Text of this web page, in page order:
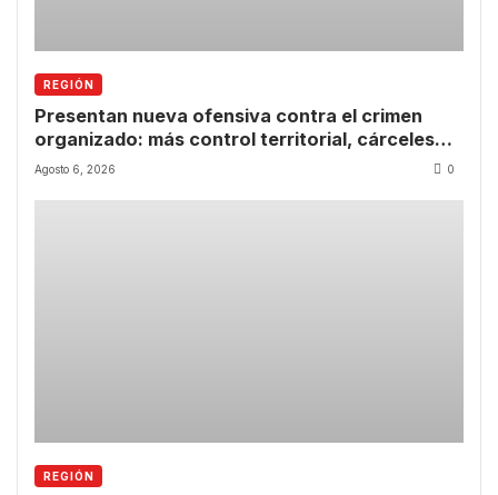
REGIÓN
Presentan nueva ofensiva contra el crimen
organizado: más control territorial, cárceles
más estrictas y decomiso de bienes
Agosto 6, 2026 0
REGIÓN